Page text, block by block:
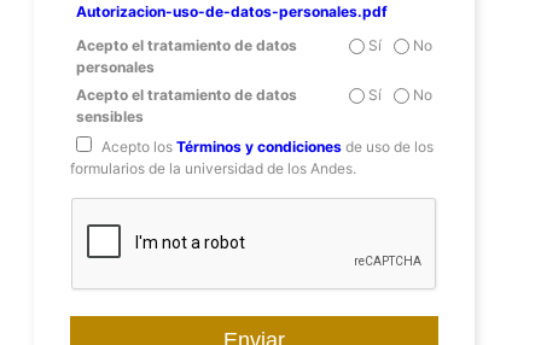
Autorizacion-uso-de-datos-personales.pdf
Acepto el tratamiento de datos
personales
Sí No
Acepto el tratamiento de datos
sensibles
Sí No
Acepto los Términos y condiciones de uso de los
formularios de la universidad de los Andes.